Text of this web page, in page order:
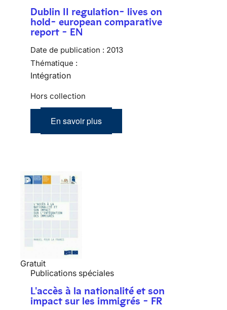
Dublin II regulation- lives on
hold- european comparative
report - EN
Date de publication : 2013
Thématique :
Intégration
Hors collection
En savoir plus
Gratuit
Publications spéciales
L'accès à la nationalité et son
impact sur les immigrés - FR